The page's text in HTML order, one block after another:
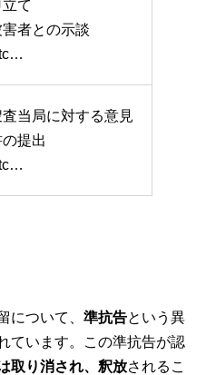
立て
害者との示談
査当局に対する意見
提出
について、 準抗告という異
ています。この準抗告が認
取り消され、釈放されるこ